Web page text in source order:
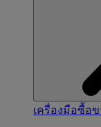
เครื่องมือซื้อข